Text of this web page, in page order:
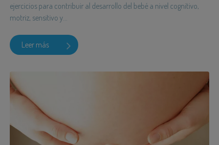
ejercicios para contribuir al desarrollo del bebé a nivel cognitivo,
motriz, sensitivo y...
Leer más